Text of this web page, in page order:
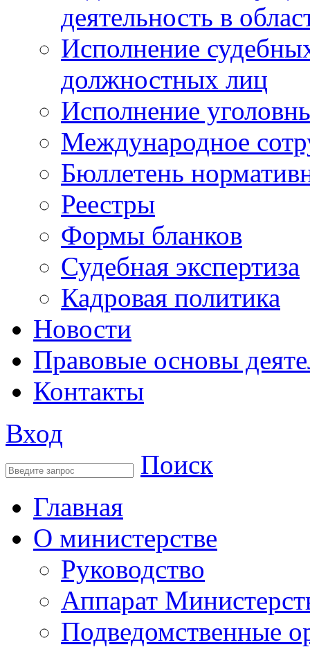
деятельность в
Исполнение
должностных лиц
Исполнение
Международное
Бюллетень
Реестры
Формы бланков
Судебная экспертиза
Кадровая политика
Новости
Правовые основы
Контакты
Вход
Поиск
Главная
О министерстве
Руководство
Аппарат
Подведомственные